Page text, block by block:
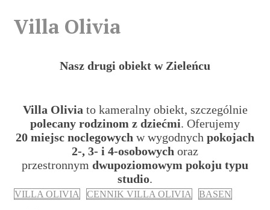
Villa Olivia
Nasz drugi obiekt w Zieleńcu
Villa Olivia to kameralny obiekt, szczególnie
polecany rodzinom z dziećmi. Oferujemy
20 miejsc noclegowych w wygodnych pokojach
2-, 3- i 4-osobowych oraz
przestronnym dwupoziomowym pokoju typu
studio.
VILLA OLIVIA CENNIK VILLA OLIVIA BASEN